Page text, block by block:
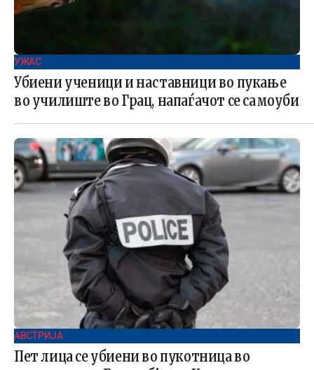
УЖАС
Убиени ученици и наставници во пукање
во училиште во Грац, напаѓачот се самоуби
АВСТРИЈА
Пет лица се убиени во пукотница во